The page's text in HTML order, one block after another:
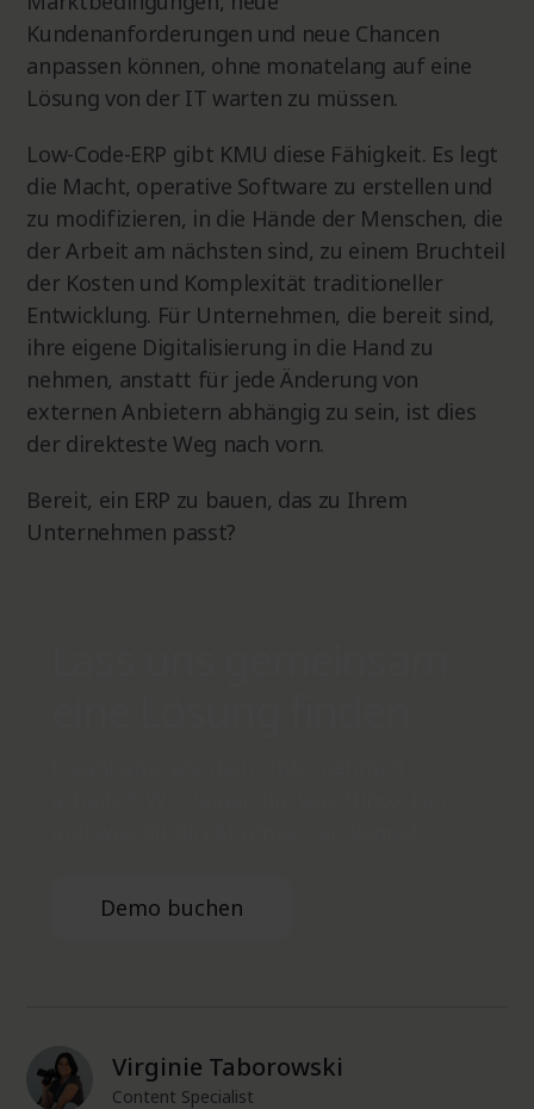
Kundenanforderungen und neue Chancen
anpassen können, ohne monatelang auf eine
Lösung von der IT warten zu müssen.
Low-Code-ERP gibt KMU diese Fähigkeit. Es legt
die Macht, operative Software zu erstellen und
zu modifizieren, in die Hände der Menschen, die
der Arbeit am nächsten sind, zu einem Bruchteil
der Kosten und Komplexität traditioneller
Entwicklung. Für Unternehmen, die bereit sind,
ihre eigene Digitalisierung in die Hand zu
nehmen, anstatt für jede Änderung von
externen Anbietern abhängig zu sein, ist dies
der direkteste Weg nach vorn.
Bereit, ein ERP zu bauen, das zu Ihrem
Unternehmen passt?
Demo buchen
Virginie Taborowski
Content Specialist